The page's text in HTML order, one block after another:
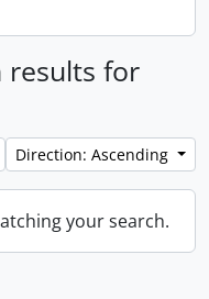
results for
Direction: Ascending
your search.